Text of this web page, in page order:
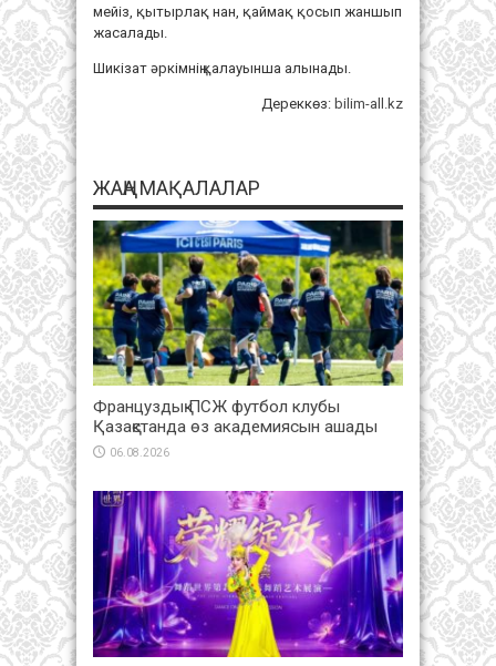
мейіз, қытырлақ нан, қаймақ қосып жаншып
жасалады.
Шикізат әркімнің қалауынша алынады.
Дереккөз: bilim-all.kz
ЖАҢА МАҚАЛАЛАР
Француздық ПСЖ футбол клубы
Қазақстанда өз академиясын ашады
06.08.2026